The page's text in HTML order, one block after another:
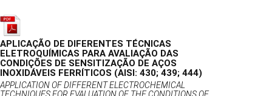
APLICAÇÃO DE DIFERENTES TÉCNICAS
ELETROQUÍMICAS PARA AVALIAÇÃO DAS
CONDIÇÕES DE SENSITIZAÇÃO DE AÇOS
INOXIDÁVEIS FERRÍTICOS (AISI: 430; 439; 444)
APPLICATION OF DIFFERENT ELECTROCHEMICAL